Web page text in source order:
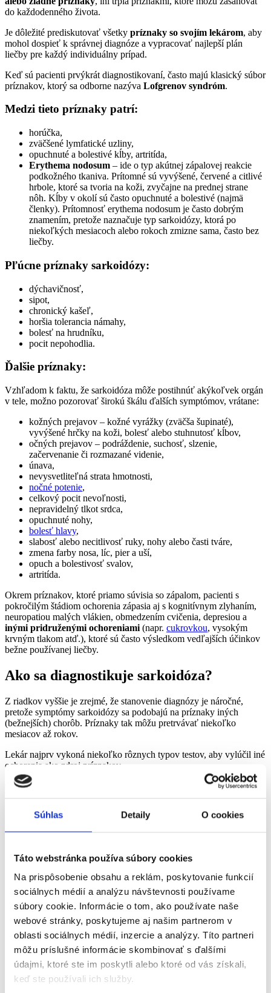
Súhlas Detaily O cookies
Táto webstránka používa súbory cookies
Na prispôsobenie obsahu a reklám, poskytovanie funkcií
sociálnych médií a analýzu návštevnosti používame
súbory cookie. Informácie o tom, ako používate naše
webové stránky, poskytujeme aj našim partnerom v
oblasti sociálnych médií, inzercie a analýzy. Títo partneri
môžu príslušné informácie skombinovať s ďalšími
údajmi, ktoré ste im poskytli alebo ktoré od vás získali,
keď ste používali ich služby.
do každodenného života.
Je dôležité prediskutovať všetky príznaky so svojím lekárom, aby
mohol dospieť k správnej diagnóze a vypracovať najlepší plán
liečby pre každý individuálny prípad.
Keď sú pacienti prvýkrát diagnostikovaní, často majú klasický súbor
príznakov, ktorý sa odborne nazýva Lofgrenov syndróm.
Medzi tieto príznaky patrí:
horúčka,
zväčšené lymfatické uzliny,
opuchnuté a bolestivé kĺby, artritída,
Erythema nodosum – ide o typ akútnej zápalovej reakcie
podkožného tkaniva. Prítomné sú vyvýšené, červené a citlivé
hrbole, ktoré sa tvoria na koži, zvyčajne na prednej strane
nôh. Kĺby v okolí sú často opuchnuté a bolestivé (najmä
členky). Prítomnosť erythema nodosum je často dobrým
znamením, pretože naznačuje typ sarkoidózy, ktorá po
niekoľkých mesiacoch alebo rokoch zmizne sama, často bez
liečby.
Pľúcne príznaky sarkoidózy:
dýchavičnosť,
sipot,
chronický kašeľ,
horšia tolerancia námahy,
bolesť na hrudníku,
pocit nepohodlia.
Ďalšie príznaky:
Vzhľadom k faktu, že sarkoidóza môže postihnúť akýkoľvek orgán
v tele, možno pozorovať širokú škálu ďalších symptómov, vrátane:
kožných prejavov – kožné vyrážky (zväčša šupinaté),
vyvýšené hrčky na koži, bolesť alebo stuhnutosť kĺbov,
očných prejavov – podráždenie, suchosť, slzenie,
začervenanie či rozmazané videnie,
únava,
nevysvetliteľná strata hmotnosti,
nočné potenie,
celkový pocit nevoľnosti,
nepravidelný tlkot srdca,
opuchnuté nohy,
bolesť hlavy,
slabosť alebo necitlivosť ruky, nohy alebo časti tváre,
zmena farby nosa, líc, pier a uší,
opuch a bolestivosť svalov,
artritída.
Okrem príznakov, ktoré priamo súvisia so zápalom, pacienti s
pokročilým štádiom ochorenia zápasia aj s kognitívnym zlyhaním,
neuropatiou malých vlákien, obmedzením cvičenia, depresiou a
inými pridruženými ochoreniami (napr. cukrovkou, vysokým
krvným tlakom atď.), ktoré sú často výsledkom vedľajších účinkov
bežne používanej liečby.
Ako sa diagnostikuje sarkoidóza?
Z riadkov vyššie je zrejmé, že stanovenie diagnózy je náročné,
pretože symptómy sarkoidózy sa podobajú na príznaky iných
(bežnejších) chorôb. Príznaky tak môžu pretrvávať niekoľko
mesiacov až rokov.
Lekár najprv vykoná niekoľko rôznych typov testov, aby vylúčil iné
ochorenia ako zdroj príznakov.
Medzi diagnostické metódy patria:
Funkčné vyšetrenie pľúc– porucha pľúcnych funkcií je
prítomna asi u 20 až 30 % pacientov v počiatočnom štádiu a
až u 80 % pacientov s pokročilejším štádiom ochorenia.
vyšetrovacia metóda hrudníka je základným vyšetrením nielen
pre stanovenie diagnózy, ale predovšetkým pre určenie štádia
ochorenia a dokáže odhaliť aj bezpríznakovú sarkoidózu.
Laboratórne biochemické vyšetrenia– laboratórne markery
zápalu, ako je zvýšená sedimentácia červených krviniek
a zvýšené CRP.
CTs vysokou rozlišovacou schopnostou(high resolution
computed tomography , HRCT) predstavuje v súčasnej dobe
jedno z rozhodujúcich vyšetrení pri pľúcnej lokalizácii
sarkoidózy.
Magnetická rezonancia (MR)má význam pri podozrení na
neurosarkoidózu a umožňuje presnejšie posúdenie sarkoidózy
pohybového ústrojenstva (kosti, kĺby).